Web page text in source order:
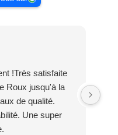
!Très satisfaite
Roux jusqu'à la
de qualité.
Une super